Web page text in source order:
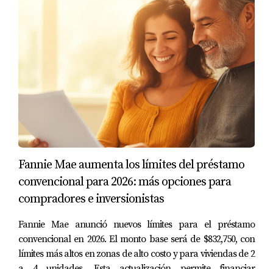
tener un historial crediticio en EE.UU., enfrenta una
tasa de interés del 6% por un préstamo
internacional. Aunque es más alta, se siente
confiada debido al potencial del mercado comercial
Caso 3: Pareja Australiana Comprando
una Casa Vacacional
Mark y Lisa, una pareja australiana, desean adquirir
préstamo FHA debido a su menor requerimiento de
aportación inicial. Con un crédito aceptable, logran
asegurar una tasa del 5% y están emocionados por
disfrutar su nueva propiedad durante los inviernos.
CONCLUSIÓN
Fannie Mae aumenta los límites del préstamo
convencional para 2026: más opciones para
compradores e inversionistas
Fannie Mae anunció nuevos límites para el préstamo
convencional en 2026. El monto base será de $832,750, con
límites más altos en zonas de alto costo y para viviendas de 2